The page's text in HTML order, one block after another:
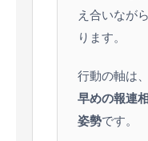
え合いなが
ります。
行動の軸は、
早めの報連
姿勢です。